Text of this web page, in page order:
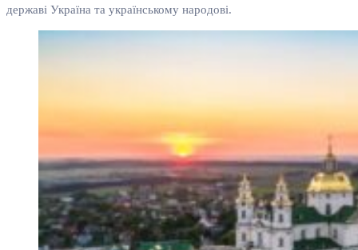
державі Україна та українському народові.